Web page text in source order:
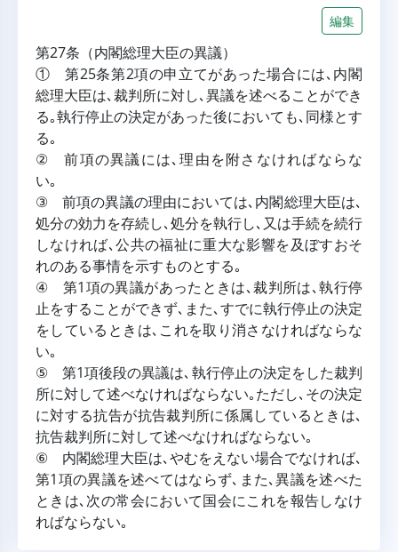
編集
第27条（内閣総理大臣の異議）
① 第25条第2項の申立てがあった場合には､内閣
総理大臣は､裁判所に対し､異議を述べることができ
る｡執行停止の決定があった後においても､同様とす
る｡
② 前項の異議には､理由を附さなければならな
い｡
③ 前項の異議の理由においては､内閣総理大臣は､
処分の効力を存続し､処分を執行し､又は手続を続行
しなければ､公共の福祉に重大な影響を及ぼすおそ
れのある事情を示すものとする｡
④ 第1項の異議があったときは､裁判所は､執行停
止をすることができず､また､すでに執行停止の決定
をしているときは､これを取り消さなければならな
い｡
⑤ 第1項後段の異議は､執行停止の決定をした裁判
所に対して述べなければならない｡ただし､その決定
に対する抗告が抗告裁判所に係属しているときは､
抗告裁判所に対して述べなければならない｡
⑥ 内閣総理大臣は､やむをえない場合でなければ､
第1項の異議を述べてはならず､また､異議を述べた
ときは､次の常会において国会にこれを報告しなけ
ればならない｡